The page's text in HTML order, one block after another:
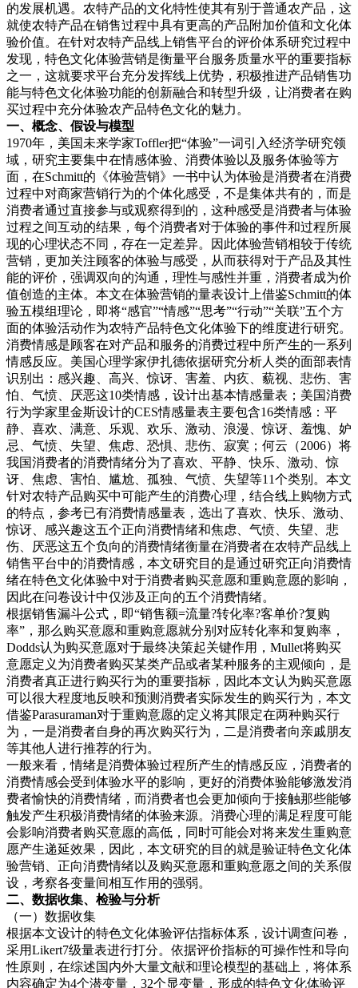
的发展机遇。农特产品的文化特性使其有别于普通农产品，这
就使农特产品在销售过程中具有更高的产品附加价值和文化体
验价值。在针对农特产品线上销售平台的评价体系研究过程中
发现，特色文化体验营销是衡量平台服务质量水平的重要指标
之一，这就要求平台充分发挥线上优势，积极推进产品销售功
能与特色文化体验功能的创新融合和转型升级，让消费者在购
买过程中充分体验农产品特色文化的魅力。
一、概念、假设与模型
1970年，美国未来学家Toffler把“体验”一词引入经济学研究领
域，研究主要集中在情感体验、消费体验以及服务体验等方
面，在Schmitt的《体验营销》一书中认为体验是消费者在消费
过程中对商家营销行为的个体化感受，不是集体共有的，而是
消费者通过直接参与或观察得到的，这种感受是消费者与体验
过程之间互动的结果，每个消费者对于体验的事件和过程所展
现的心理状态不同，存在一定差异。因此体验营销相较于传统
营销，更加关注顾客的体验与感受，从而获得对于产品及其性
能的评价，强调双向的沟通，理性与感性并重，消费者成为价
值创造的主体。本文在体验营销的量表设计上借鉴Schmitt的体
验五模组理论，即将“感官”“情感”“思考”“行动”“关联”五个方
面的体验活动作为农特产品特色文化体验下的维度进行研究。
消费情感是顾客在对产品和服务的消费过程中所产生的一系列
情感反应。美国心理学家伊扎德依据研究分析人类的面部表情
识别出：感兴趣、高兴、惊讶、害羞、内疚、藐视、悲伤、害
怕、气愤、厌恶这10类情感，设计出基本情感量表；美国消费
行为学家里金斯设计的CES情感量表主要包含16类情感：平
静、喜欢、满意、乐观、欢乐、激动、浪漫、惊讶、羞愧、妒
忌、气愤、失望、焦虑、恐惧、悲伤、寂寞；何云（2006）将
我国消费者的消费情绪分为了喜欢、平静、快乐、激动、惊
讶、焦虑、害怕、尴尬、孤独、气愤、失望等11个类别。本文
针对农特产品购买中可能产生的消费心理，结合线上购物方式
的特点，参考已有消费情感量表，选出了喜欢、快乐、激动、
惊讶、感兴趣这五个正向消费情绪和焦虑、气愤、失望、悲
伤、厌恶这五个负向的消费情绪衡量在消费者在农特产品线上
销售平台中的消费情感，本文研究目的是通过研究正向消费情
绪在特色文化体验中对于消费者购买意愿和重购意愿的影响，
因此在问卷设计中仅涉及正向的五个消费情绪。
根据销售漏斗公式，即“销售额=流量?转化率?客单价?复购
率”，那么购买意愿和重购意愿就分别对应转化率和复购率，
Dodds认为购买意愿对于最终决策起关键作用，Mullet将购买
意愿定义为消费者购买某类产品或者某种服务的主观倾向，是
消费者真正进行购买行为的重要指标，因此本文认为购买意愿
可以很大程度地反映和预测消费者实际发生的购买行为，本文
借鉴Parasuraman对于重购意愿的定义将其限定在两种购买行
为，一是消费者自身的再次购买行为，二是消费者向亲戚朋友
等其他人进行推荐的行为。
一般来看，情绪是消费体验过程所产生的情感反应，消费者的
消费情感会受到体验水平的影响，更好的消费体验能够激发消
费者愉快的消费情绪，而消费者也会更加倾向于接触那些能够
触发产生积极消费情绪的体验来源。消费心理的满足程度可能
会影响消费者购买意愿的高低，同时可能会对将来发生重购意
愿产生递延效果，因此，本文研究的目的就是验证特色文化体
验营销、正向消费情绪以及购买意愿和重购意愿之间的关系假
设，考察各变量间相互作用的强弱。
二、数据收集、检验与分析
（一）数据收集
根据本文设计的特色文化体验评估指标体系，设计调查问卷，
采用Likert7级量表进行打分。依据评价指标的可操作性和导向
性原则，在综述国内外大量文献和理论模型的基础上，将体系
内容确定为4个潜变量，32个显变量，形成的特色文化体验评